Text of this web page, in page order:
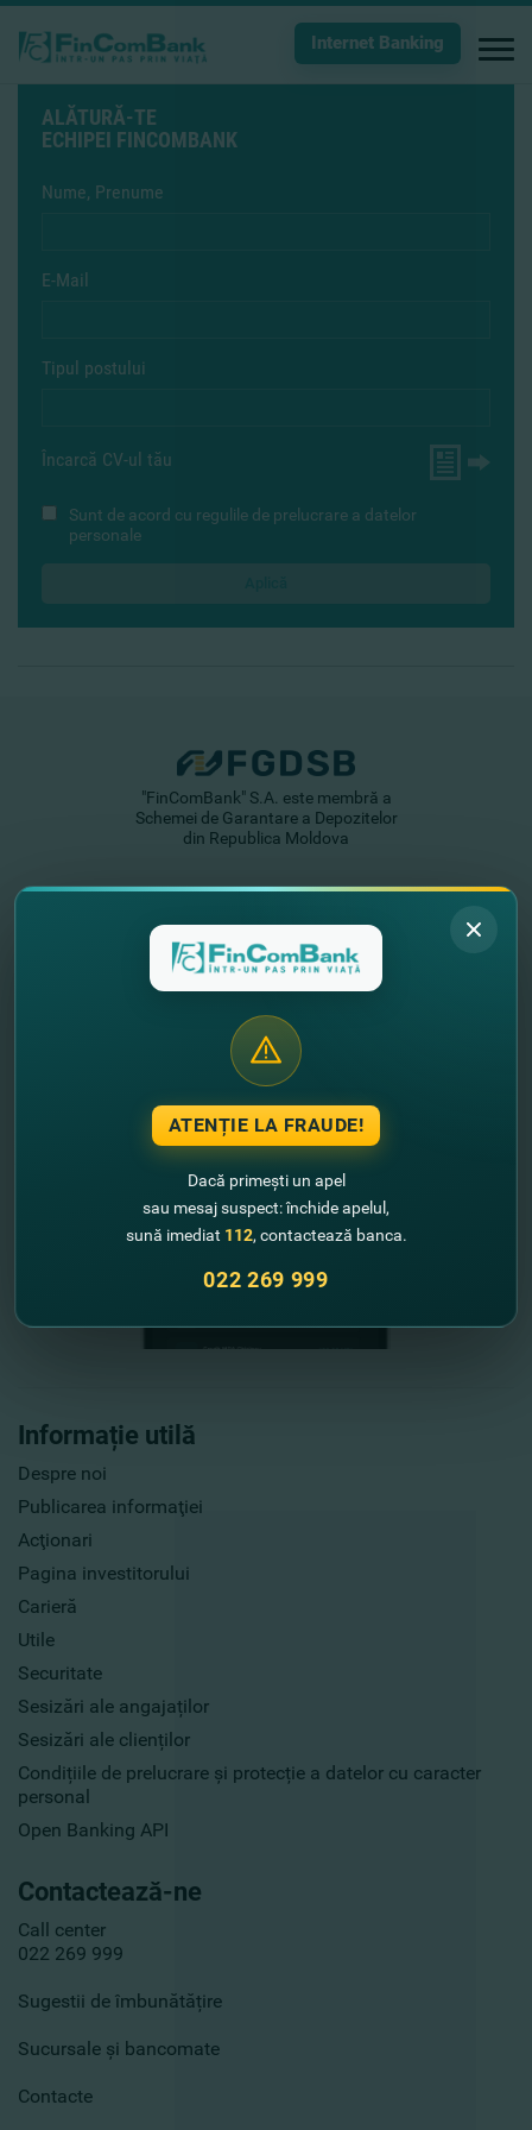
Internet Banking
ALĂTURĂ-TE
ECHIPEI FINCOMBANK
Nume, Prenume
E-Mail
Tipul postului
Încarcă CV-ul tău
Sunt de acord cu regulile de prelucrare a datelor
personale
Informație utilă
Despre noi
Publicarea informaţiei
Acţionari
Pagina investitorului
Carieră
Utile
Securitate
Sesizări ale angajaților
Sesizări ale clienților
Condițiile de prelucrare și protecție a datelor cu caracter
personal
Open Banking API
Contactează-ne
Call center
022 269 999
Sugestii de îmbunătățire
Sucursale și bancomate
Contacte
"FinComBank" S.A. este membră a
Schemei de Garantare a Depozitelor
din Republica Moldova
ATENȚIE LA FRAUDE!
Dacă primești un apel
sau mesaj suspect: închide apelul,
sună imediat 112, contactează banca.
022 269 999